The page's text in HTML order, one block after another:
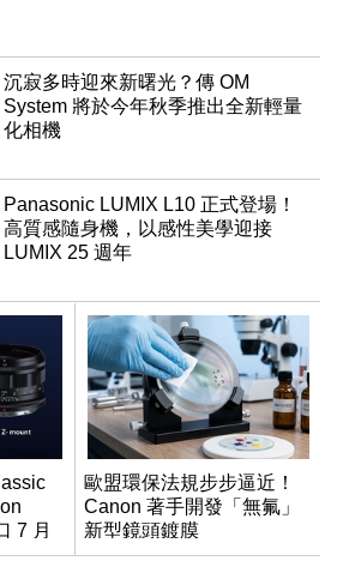
沉寂多時迎來新曙光？傳 OM
System 將於今年秋季推出全新輕量
化相機
Panasonic LUMIX L10 正式登場！
高質感隨身機，以感性美學迎接
LUMIX 25 週年
7 月
歐盟環保法規步步逼近！
Canon 著手開發「無氟」
新型鏡頭鍍膜